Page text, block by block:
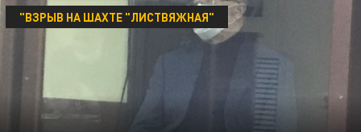
"ВЗРЫВ НА ШАХТЕ "ЛИСТВЯЖНАЯ"